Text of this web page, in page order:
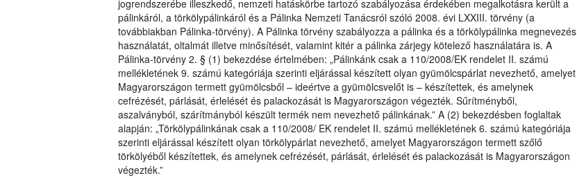
jogrendszerébe illeszkedő, nemzeti hatáskörbe tartozó szabályozása érdekében megalkotásra került a
pálinkáról, a törkölypálinkáról és a Pálinka Nemzeti Tanácsról szóló 2008. évi LXXIII. törvény (a
továbbiakban Pálinka-törvény). A Pálinka törvény szabályozza a pálinka és a törkölypálinka megnevezés
használatát, oltalmát illetve minősítését, valamint kitér a pálinka zárjegy kötelező használatára is. A
Pálinka-törvény 2. § (1) bekezdése értelmében: „Pálinkánk csak a 110/2008/EK rendelet II. számú
mellékletének 9. számú kategóriája szerinti eljárással készített olyan gyümölcspárlat nevezhető, amelyet
Magyarországon termett gyümölcsből – ideértve a gyümölcsvelőt is – készítettek, és amelynek
cefrézését, párlását, érlelését és palackozását is Magyarországon végezték. Sűrítményből,
aszalványból, szárítmányból készült termék nem nevezhető pálinkának.” A (2) bekezdésben foglaltak
alapján: „Törkölypálinkának csak a 110/2008/ EK rendelet II. számú mellékletének 6. számú kategóriája
szerinti eljárással készített olyan törkölypárlat nevezhető, amelyet Magyarországon termett szőlő
törkölyéből készítettek, és amelynek cefrézését, párlását, érlelését és palackozását is Magyarországon
végezték.”